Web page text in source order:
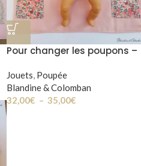
Pour changer les poupons –
Jouets, Poupée
Blandine & Colomban
32,00€ – 35,00€